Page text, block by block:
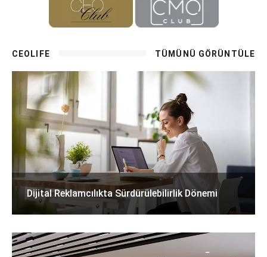
CEOLIFE TÜMÜNÜ GÖRÜNTÜLE
Dijital Reklamcılıkta Sürdürülebilirlik Dönemi